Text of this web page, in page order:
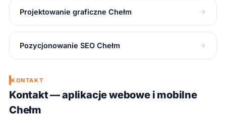
Projektowanie graficzne Chełm
Pozycjonowanie SEO Chełm
KONTAKT
Kontakt — aplikacje webowe i mobilne
Chełm